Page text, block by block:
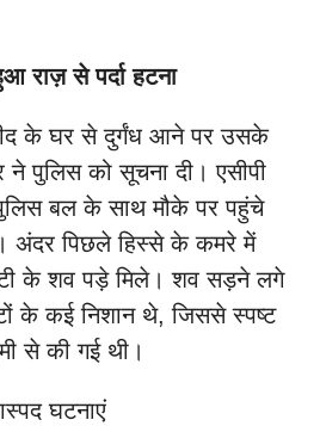
राज़ से पर्दा हटना
के घर से दुर्गंध आने पर उसके
ने पुलिस को सूचना दी। एसीपी
पुलिस बल के साथ मौके पर पहुंचे
अंदर पिछले हिस्से के कमरे में
के शव पड़े मिले। शव सड़ने लगे
के कई निशान थे, जिससे स्पष्ट
से की गई थी।
घटनाएं